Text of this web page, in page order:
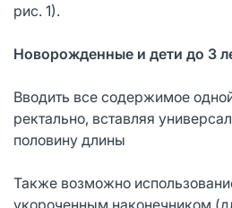
рис. 1).
Новорожденные и дети до 3
Вводить все содержимое
ректально, вставляя
половину длины
Также возможно
укороченным наконечником